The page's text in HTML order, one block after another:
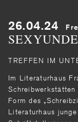
26.04.24
TREFFEN IM
Im Literaturhaus
Form des
Literaturhaus